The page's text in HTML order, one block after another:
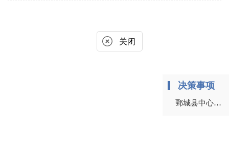
关闭
决策事项
鄄城县中心城区控制性详细规划